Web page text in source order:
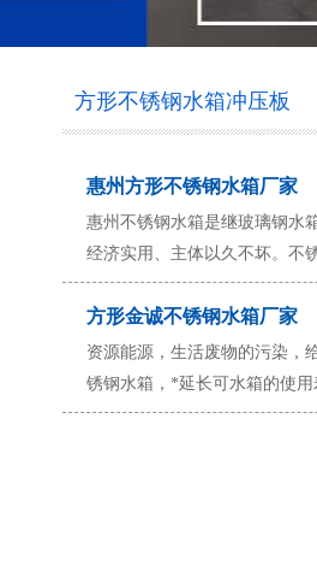
方形不锈钢水箱冲压板
惠州方形不锈钢水箱厂家
惠州不锈钢水箱是继玻璃钢水
经济实用、主体以久不坏。不
方形金诚不锈钢水箱厂家
资源能源，生活废物的污染，
锈钢水箱，*延长可水箱的使